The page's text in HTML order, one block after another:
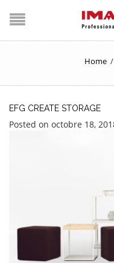
Home /
EFG CREATE STORAGE
Posted on octobre 18,